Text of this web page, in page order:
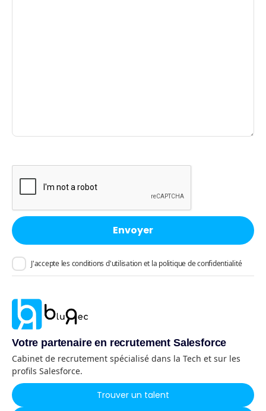
J'accepte les conditions d'utilisation et la politique de confidentialité
Votre partenaire en recrutement Salesforce
Cabinet de recrutement spécialisé dans la Tech et sur les
profils Salesforce.
Trouver un talent